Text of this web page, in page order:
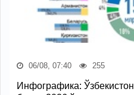
06/08, 07:40 255
Инфографика: